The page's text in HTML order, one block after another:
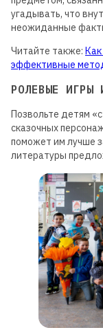
угадывать, что
неожиданные
Читайте также:
эффективные
РОЛЕВЫЕ ИГРЫ
Позвольте детям
сказочных
поможет им лучше
литературы
Для
ЛЕТНЯЯ